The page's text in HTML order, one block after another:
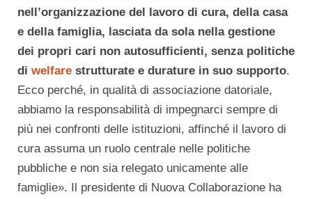
nell’organizzazione del lavoro di cura, della casa
e della famiglia, lasciata da sola nella gestione
dei propri cari non autosufficienti, senza politiche
di welfare strutturate e durature in suo supporto.
Ecco perché, in qualità di associazione datoriale,
abbiamo la responsabilità di impegnarci sempre di
più nei confronti delle istituzioni, affinché il lavoro di
cura assuma un ruolo centrale nelle politiche
pubbliche e non sia relegato unicamente alle
famiglie». Il presidente di Nuova Collaborazione ha